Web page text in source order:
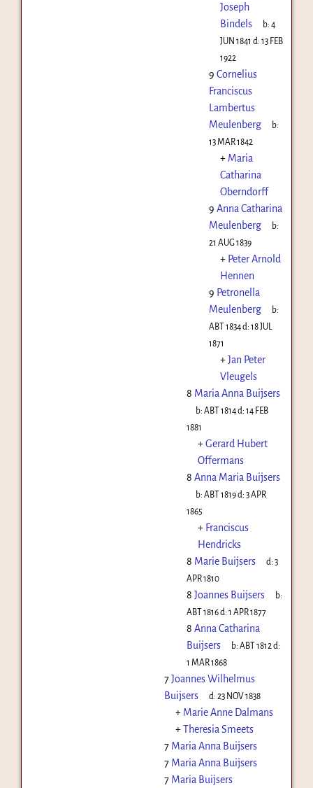
Joseph
Bindels
b:4
JUN 1841 d: 13 FEB
1922
9 Cornelius
Franciscus
Lambertus
Meulenberg
b:
13 MAR 1842
+ Maria
Catharina
Oberndorff
9 Anna Catharina
Meulenberg
b:
21 AUG 1839
+ Peter Arnold
Hennen
9 Petronella
Meulenberg
b:
ABT 1834d: 18 JUL
1871
+Jan Peter
Vleugels
8 Maria Anna Buijsers
b:ABT 1814d:14 FEB
1881
+Gerard Hubert
Offermans
8 Anna Maria Buijsers
b:ABT 1819d:3 APR
1865
+ Franciscus
Hendricks
8 Marie Buijsers d:3
APR 1810
8 Joannes Buijsers
b:
ABT 1816d: 1 APR 1877
8 Anna Catharina
Buijsers
b:ABT 1812 d:
1 MAR 1868
7Joannes Wilhelmus
Buijsers
d:23 NOV 1838
+ Marie Anne Dalmans
+Theresia Smeets
7 Maria Anna Buijsers
7 Maria Anna Buijsers
7 Maria Buijsers